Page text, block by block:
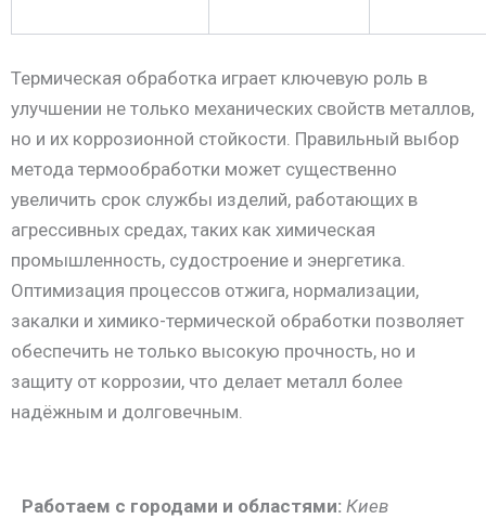
Термическая обработка играет ключевую роль в
улучшении не только механических свойств металлов,
но и их коррозионной стойкости. Правильный выбор
метода термообработки может существенно
увеличить срок службы изделий, работающих в
агрессивных средах, таких как химическая
промышленность, судостроение и энергетика.
Оптимизация процессов отжига, нормализации,
закалки и химико-термической обработки позволяет
обеспечить не только высокую прочность, но и
защиту от коррозии, что делает металл более
надёжным и долговечным.
Работаем с городами и областями: Киев